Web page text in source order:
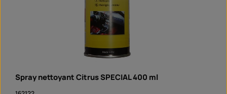
Spray nettoyant Citrus SPECIAL 400 ml